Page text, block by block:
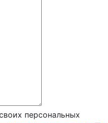
персональных